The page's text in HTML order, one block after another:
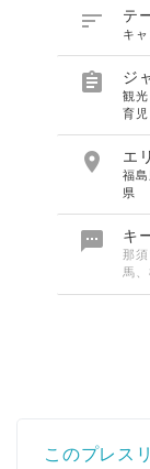
 テ
キ
 ジ
観
育
 エ
福
県
 キ
那
馬
このプレス